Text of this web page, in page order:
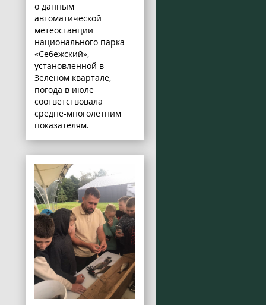
о данным
автоматической
метеостанции
национального парка
«Себежский»,
установленной в
Зеленом квартале,
погода в июле
соответствовала
средне-многолетним
показателям.